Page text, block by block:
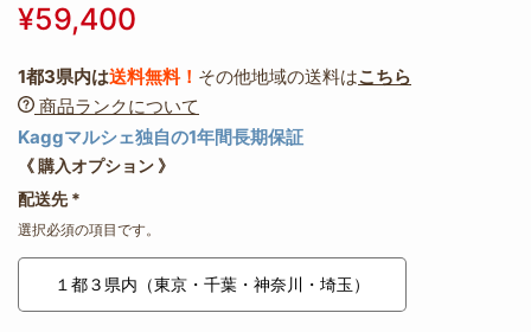
¥59,400
1都3県内は送料無料！ その他地域の送料はこちら
商品ランクについて
Kaggマルシェ独自の1年間長期保証
《 購入オプション 》
配送先*
選択必須の項目です。
１都３県内（東京・千葉・神奈川・埼玉）